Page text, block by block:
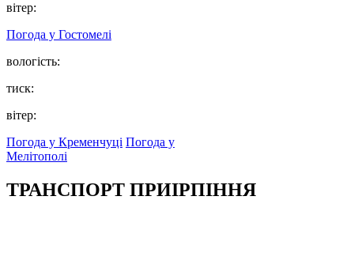
вітер:
Погода у Гостомелі
вологість:
тиск:
вітер:
Погода у Кременчуці Погода у
Мелітополі
ТРАНСПОРТ ПРИІРПІННЯ